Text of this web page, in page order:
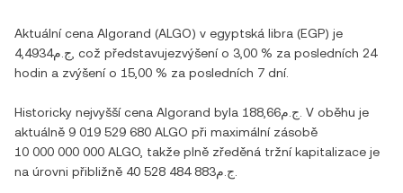
Aktuální cena Algorand (ALGO) v egyptská libra (EGP) je
ج.م4,4934 , což představujezvýšenío 3,00 % za posledních 24
hodin a zvýšenío 15,00 % za posledních 7 dní.
Historicky nejvyšší cena Algorand byla ج.م188,66 . V oběhu je
aktuálně 9 019 529 680 ALGO při maximální zásobě
10 000 000 000 ALGO , takže plně zředěná tržní kapitalizace je
na úrovni přibližně
ج.م40 528 484 883